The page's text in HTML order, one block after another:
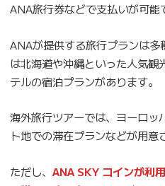
ANA旅行券などで支払いが可能
ANAが提供する旅行プランは
は北海道や沖縄といった人気
テルの宿泊プランがあります。
海外旅行ツアーでは、ヨーロッ
ト地での滞在プランなどが用意
ただし、 ANA SKY コインが利